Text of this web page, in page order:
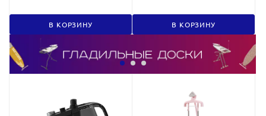
В КОРЗИНУ В КОРЗИНУ